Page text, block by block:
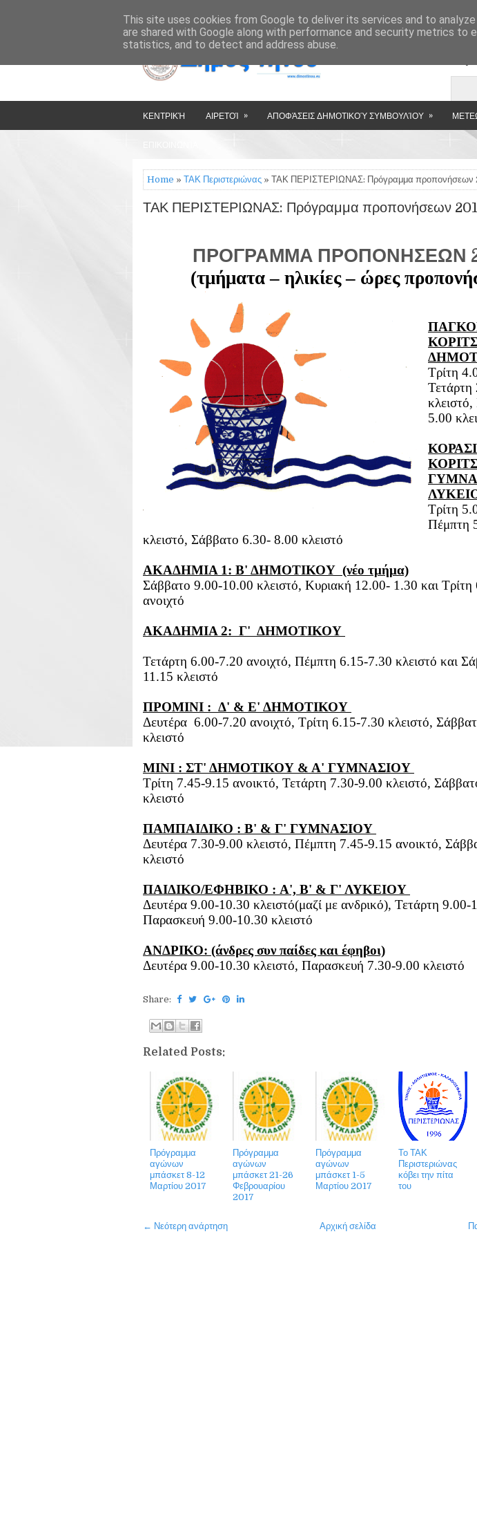
HOME ΔΉΜΟΣ ΤΉΝΟΥ » » »
ΚΕΝΤΡΙΚΉ ΑΙΡΕΤΟΊ » ΑΠΟΦΆΣΕΙΣ ΔΗΜΟΤΙΚΟΎ ΣΥΜΒΟΥΛΊΟΥ »
Home » ΤΑΚ Περιστεριώνας » ΤΑΚ ΠΕΡΙΣΤΕΡΙΩΝΑΣ: Πρόγραμμα προπονήσεων
ΤΑΚ ΠΕΡΙΣΤΕΡΙΩΝΑΣ: Πρόγραμμα προπονήσεων
ΠΡΟΓΡΑΜΜΑ ΠΡΟΠΟΝΗΣΕΩΝ
(τμήματα – ηλικίες – ώρες
Τρίτη
5.00
Τρίτη
Πέμπτη
κλειστό, Σάββατο 6.30- 8.00 κλειστό
ΑΚΑΔΗΜΙΑ 1: Β' ΔΗΜΟΤΙΚΟΥ  (νέο τμήμα)
Σάββατο 9.00-10.00 κλειστό, Κυριακή 12.00- 1.30 και
ανοιχτό
ΑΚΑΔΗΜΙΑ 2:  Γ'  ΔΗΜΟΤΙΚΟΥ
Τετάρτη 6.00-7.20 ανοιχτό, Πέμπτη 6.15-7.30 κλειστό και
11.15 κλειστό
ΠΡΟΜΙΝΙ :  Δ' & Ε' ΔΗΜΟΤΙΚΟΥ
Δευτέρα  6.00-7.20 ανοιχτό, Τρίτη 6.15-7.30 κλειστό,
κλειστό
ΜΙΝΙ : ΣΤ' ΔΗΜΟΤΙΚΟΥ & Α' ΓΥΜΝΑΣΙΟΥ
Τρίτη 7.45-9.15 ανοικτό, Τετάρτη 7.30-9.00 κλειστό,
κλειστό
ΠΑΜΠΑΙΔΙΚΟ : Β' & Γ' ΓΥΜΝΑΣΙΟΥ
Δευτέρα 7.30-9.00 κλειστό, Πέμπτη 7.45-9.15 ανοικτό,
κλειστό
ΠΑΙΔΙΚΟ/ΕΦΗΒΙΚΟ : A', B' & Γ' ΛΥΚΕΙΟΥ
Δευτέρα 9.00-10.30 κλειστό(μαζί με ανδρικό), Τετάρτη 9.00-
Παρασκευή 9.00-10.30 κλειστό
ΑΝΔΡΙΚΟ: (άνδρες συν παίδες και έφηβοι)
Δευτέρα 9.00-10.30 κλειστό, Παρασκευή 7.30-9.00 κλειστό
Share:
Related Posts:
Πρόγραμμα
αγώνων
μπάσκετ 8-12
Μαρτίου 2017
Πρόγραμμα
αγώνων
μπάσκετ 21-26
Φεβρουαρίου
2017
Πρόγραμμα
αγώνων
μπάσκετ 1-5
Μαρτίου 2017
Το ΤΑΚ
Περιστεριώνας
κόβει την πίτα
του
← Νεότερη ανάρτηση Αρχική σελίδα
This site uses cookies from Google to deliver its services and to
are shared with Google along with performance and security metrics to
statistics, and to detect and address abuse.